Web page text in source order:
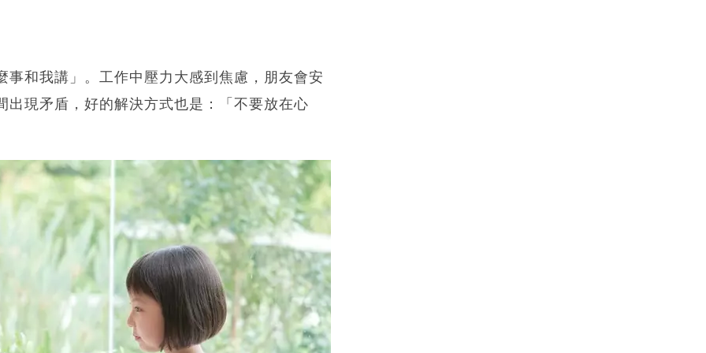
和我講」。工作中壓力大感到焦慮，朋友會安
現矛盾，好的解決方式也是：「不要放在心